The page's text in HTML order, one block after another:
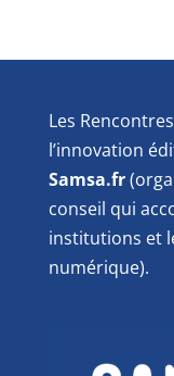
Les
l’innovation
Samsa.fr
conseil qui
institutions et
numérique).